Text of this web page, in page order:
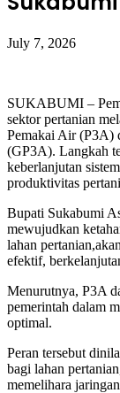
July 7, 2026
SUKABUMI –
sektor pertanian
Pemakai Air (P3A)
(GP3A). Langkah
keberlanjutan
produktivitas
Bupati Sukabumi
mewujudkan
lahan
efektif,
Menurutnya, P3A
pemerintah dalam
optimal.
Peran tersebut
bagi lahan
memelihara